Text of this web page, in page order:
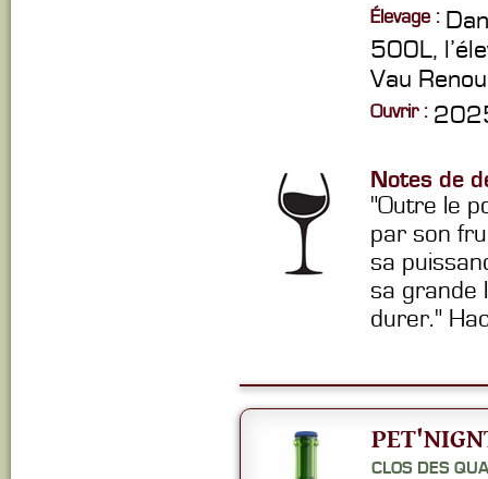
Élevage :
500L,
Vau
Ouvrir :
Notes de
"Outre le
par son
sa
sa grande
durer."
CLOS DES